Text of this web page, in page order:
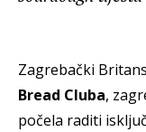
Zagrebački
Bread Cluba,
počela raditi